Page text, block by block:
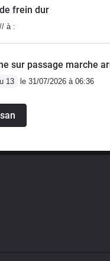
frein dur
à :
sur passage marche
13 le 31/07/2026 à 06:36